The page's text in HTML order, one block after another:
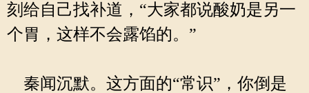
刻给自己找补道，“大家都说酸奶是另一
个胃，这样不会露馅的。”
秦闻沉默。这方面的“常识”，你倒是